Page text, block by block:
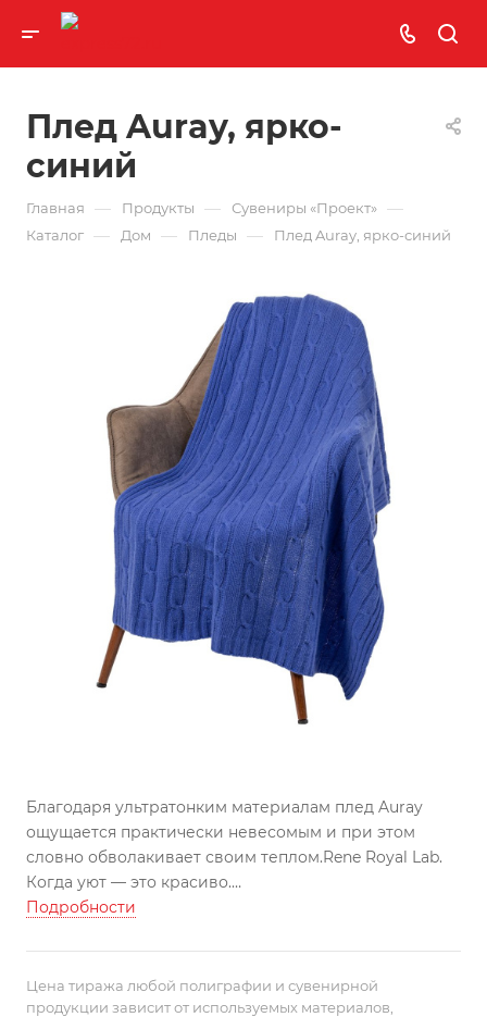
Плед Auray, ярко-
синий
Главная — Продукты — Сувениры «Проект» —
Каталог — Дом — Пледы — Плед Auray, ярко-синий
Благодаря ультратонким материалам плед Auray
ощущается практически невесомым и при этом
словно обволакивает своим теплом.Rene Royal Lab.
Когда уют — это красиво.
Плед выполнен из ультратонкой итальянской пряжи
вискозы.
Поставляются в подарочной коробке.
Подробности
Цена тиража любой полиграфии и сувенирной
продукции зависит от используемых материалов,